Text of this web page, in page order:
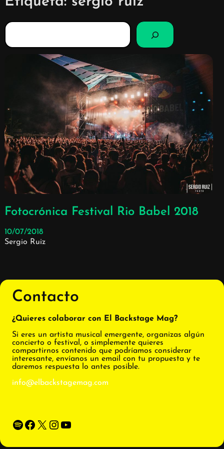
B
u
Fotocrónica Festival Rio Babel 2018
10/07/2018
Sergio Ruiz
Contacto
¿Quieres colaborar con El Backstage Mag?
Si eres un artista musical emergente, organizas algún
concierto o festival, o simplemente quieres
compartirnos contenido que podríamos considerar
interesante, envíanos un email con tu propuesta y te
daremos respuesta lo antes posible.
info@elbackstagemag.com
Spotify Facebook X Instagram YouTube